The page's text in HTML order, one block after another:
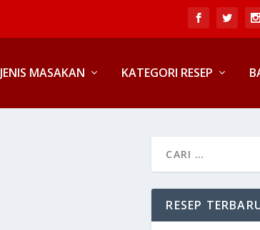
JENIS MASAKAN KATEGORI RESEP
RESEP